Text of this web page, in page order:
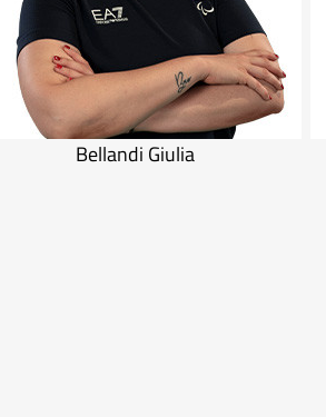
Bellandi Giulia